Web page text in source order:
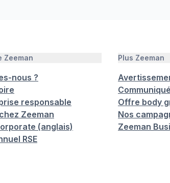
Zeeman
nous ?
responsable
Zeeman
(anglais)
RSE
Plus Zeeman
Offre body
Nos
Zeeman